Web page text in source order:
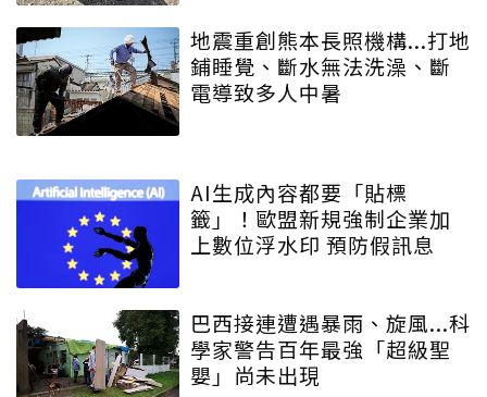
地震重創熊本長照機構...打地
鋪睡覺、斷水無法洗澡、斷
電導致多人中暑
AI生成內容都要「貼標
籤」！歐盟新規強制企業加
上數位浮水印 預防假訊息
巴西接連遭遇暴雨、旋風...科
學家警告百年最強「超級聖
嬰」尚未出現